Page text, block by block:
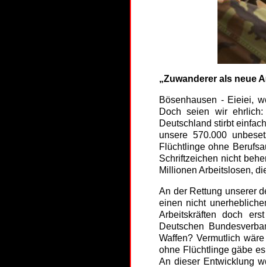
„Zuwanderer als neue
Bösenhausen - Eieiei,
Doch seien wir
Deutschland stirbt
unsere 570.000
Flüchtlinge ohne
Schriftzeichen nicht
Millionen Arbeitslosen,
An der Rettung unserer
einen nicht
Arbeitskräften doch
Deutschen
Waffen? Vermutlich
ohne Flüchtlinge gäbe
An dieser Entwicklung